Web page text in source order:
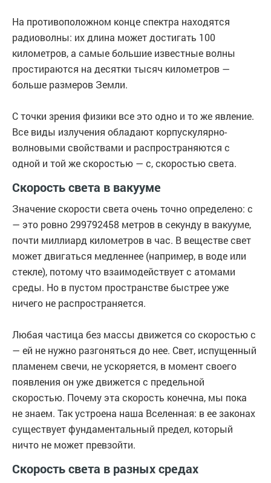
На противоположном конце спектра находятся
радиоволны: их длина может достигать 100
километров, а самые большие известные волны
простираются на десятки тысяч километров —
больше размеров Земли.
С точки зрения физики все это одно и то же явление.
Все виды излучения обладают корпускулярно-
волновыми свойствами и распространяются с
одной и той же скоростью — c, скоростью света.
Скорость света в вакууме
Значение скорости света очень точно определено: c
— это ровно 299792458 метров в секунду в вакууме,
почти миллиард километров в час. В веществе свет
может двигаться медленнее (например, в воде или
стекле), потому что взаимодействует с атомами
среды. Но в пустом пространстве быстрее уже
ничего не распространяется.
Любая частица без массы движется со скоростью c
— ей не нужно разгоняться до нее. Свет, испущенный
пламенем свечи, не ускоряется, в момент своего
появления он уже движется с предельной
скоростью. Почему эта скорость конечна, мы пока
не знаем. Так устроена наша Вселенная: в ее законах
существует фундаментальный предел, который
ничто не может превзойти.
Скорость света в разных средах